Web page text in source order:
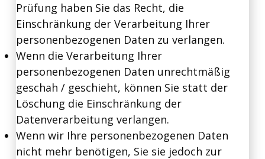
Prüfung haben Sie das Recht, die
Einschränkung der Verarbeitung Ihrer
personenbezogenen Daten zu verlangen.
Wenn die Verarbeitung Ihrer
personenbezogenen Daten unrechtmäßig
geschah / geschieht, können Sie statt der
Löschung die Einschränkung der
Datenverarbeitung verlangen.
Wenn wir Ihre personenbezogenen Daten
nicht mehr benötigen, Sie sie jedoch zur